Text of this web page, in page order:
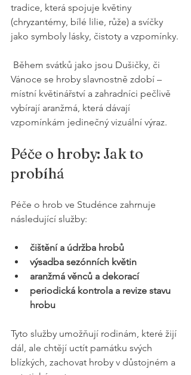
tradice, která spojuje květiny
(chryzantémy, bílé lilie, růže) a svíčky
jako symboly lásky, čistoty a vzpomínky.
Vánoce se hroby slavnostně zdobí –
místní květinářství a zahradníci pečlivě
vybírají aranžmá, která dávají
vzpomínkám jedinečný vizuální výraz.
Péče o hroby: Jak to
probíhá
Péče o hrob ve Studénce zahrnuje
následující služby:
čištění a údržba hrobů
výsadba sezónních květin
aranžmá věnců a dekorací
periodická kontrola a revize stavu
hrobu
Tyto služby umožňují rodinám, které žijí
dál, ale chtějí uctít památku svých
blízkých, zachovat hroby v důstojném a